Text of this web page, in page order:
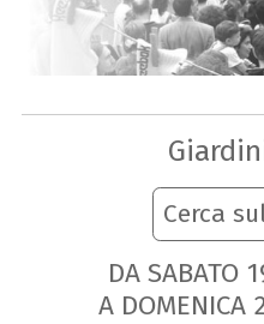
Cerca
DA SABATO
A DOMENICA